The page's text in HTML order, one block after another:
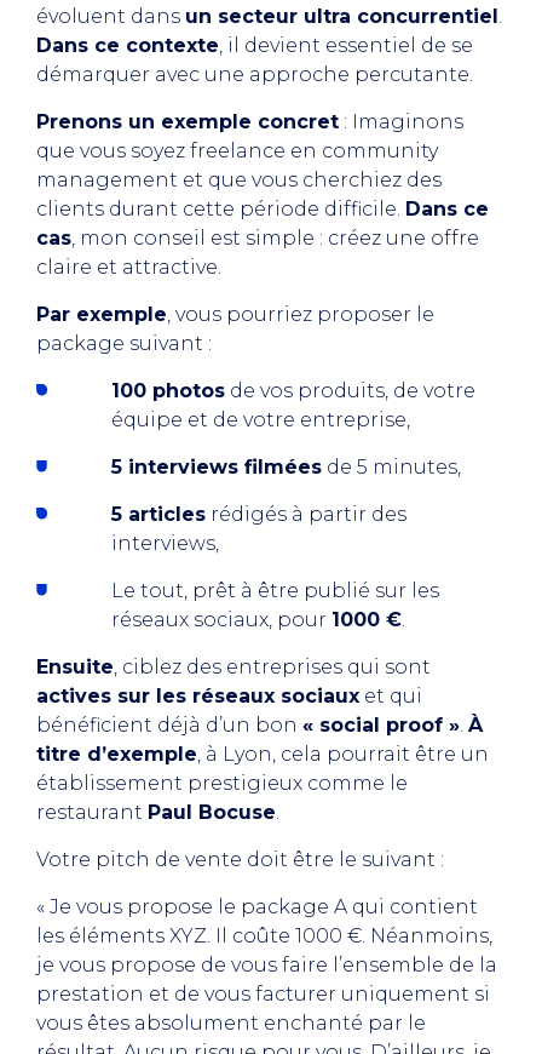
évoluent dans un secteur ultra concurrentiel.
Dans ce contexte, il devient essentiel de se
démarquer avec une approche percutante.
Prenons un exemple concret : Imaginons
que vous soyez freelance en community
management et que vous cherchiez des
clients durant cette période difficile. Dans ce
cas, mon conseil est simple : créez une offre
claire et attractive.
Par exemple, vous pourriez proposer le
package suivant :
100 photos de vos produits, de votre
équipe et de votre entreprise,
5 interviews filmées de 5 minutes,
5 articles rédigés à partir des
interviews,
Le tout, prêt à être publié sur les
réseaux sociaux, pour 1000 €.
Ensuite, ciblez des entreprises qui sont
actives sur les réseaux sociaux et qui
bénéficient déjà d’un bon « social proof ». À
titre d’exemple, à Lyon, cela pourrait être un
établissement prestigieux comme le
restaurant Paul Bocuse.
Votre pitch de vente doit être le suivant :
« Je vous propose le package A qui contient
les éléments XYZ. Il coûte 1000 €. Néanmoins,
je vous propose de vous faire l’ensemble de la
prestation et de vous facturer uniquement si
vous êtes absolument enchanté par le